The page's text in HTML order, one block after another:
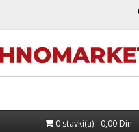
0 stavki(a) - 0,00 Din